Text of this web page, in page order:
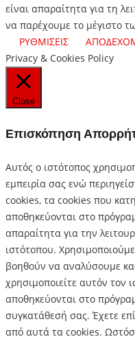
είναι απαραίτητα για τη
να παρέχουμε το μέγιστο
ΡΥΘΜΙΣΕΙΣ
Privacy & Cookies Policy
Close
Επισκόπηση
Αυτός ο ιστότοπος
εμπειρία σας ενώ
cookies, τα cookies που
αποθηκεύονται στο
απαραίτητα για την
ιστότοπου.
βοηθούν να αναλύσουμε
χρησιμοποιείτε αυτόν τον
αποθηκεύονται στο
συγκατάθεσή σας. Έχετε
από αυτά τα cookies.